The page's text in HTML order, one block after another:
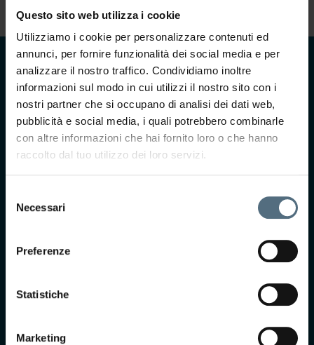
Questo sito web utilizza i cookie
Utilizziamo i cookie per personalizzare contenuti ed
annunci, per fornire funzionalità dei social media e per
analizzare il nostro traffico. Condividiamo inoltre
informazioni sul modo in cui utilizzi il nostro sito con i
nostri partner che si occupano di analisi dei dati web,
pubblicità e social media, i quali potrebbero combinarle
con altre informazioni che hai fornito loro o che hanno
raccolto dal tuo utilizzo dei loro servizi.
delNecessari
Preferenze
Statistiche
Marketing
CONTATTACI
Ti interessa saperne di
più?
Compila il form e il
nostro team ti
appuntamento presso